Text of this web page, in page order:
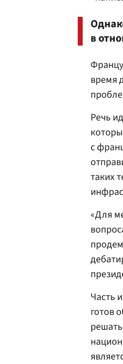
в
время
Речь
с
таких
«Для
Часть
готов